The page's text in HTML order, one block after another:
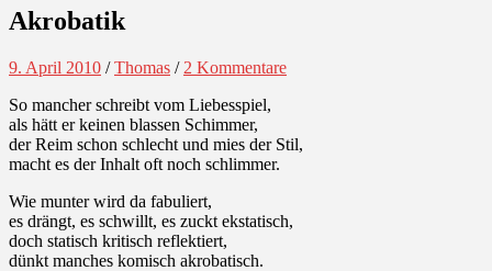
Akrobatik
9. April 2010 /Thomas / 2 Kommentare
So mancher schreibt vom Liebesspiel,
als hätt er keinen blassen Schimmer,
der Reim schon schlecht und mies der Stil,
macht es der Inhalt oft noch schlimmer.
Wie munter wird da fabuliert,
es drängt, es schwillt, es zuckt ekstatisch,
doch statisch kritisch reflektiert,
dünkt manches komisch akrobatisch.